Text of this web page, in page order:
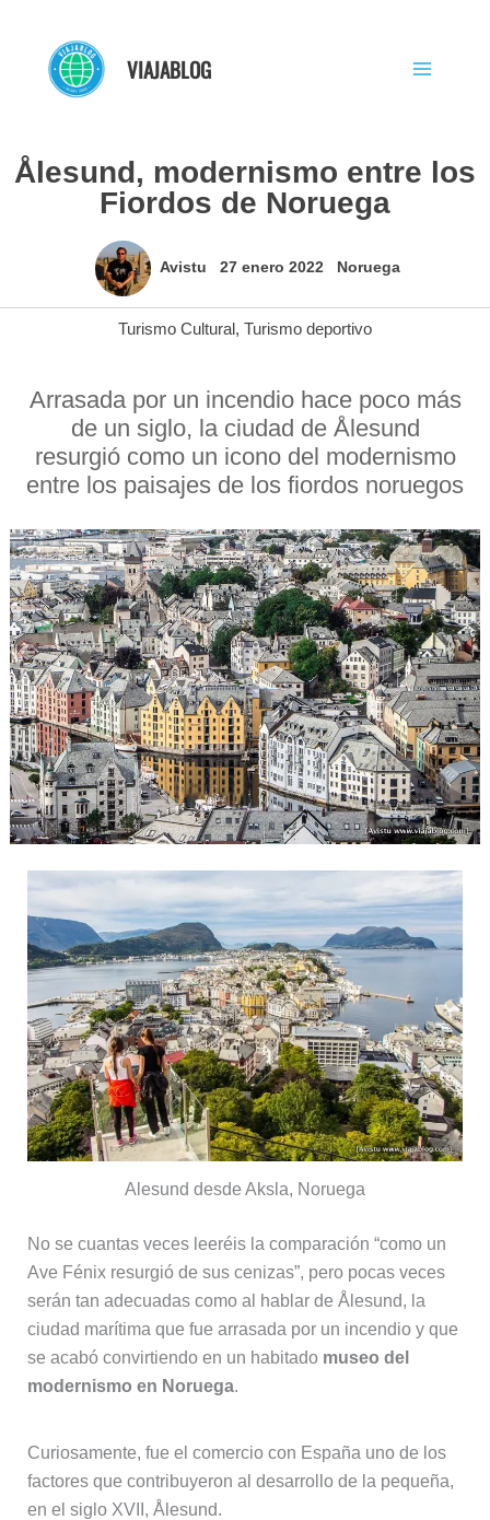
contenido
VIAJABLOG
Ålesund, modernismo entre los
Fiordos de Noruega
Avistu 27 enero 2022 Noruega
Turismo Cultural, Turismo deportivo
Arrasada por un incendio hace poco más
de un siglo, la ciudad de Ålesund
resurgió como un icono del modernismo
entre los paisajes de los fiordos noruegos
Alesund desde Aksla, Noruega
No se cuantas veces leeréis la comparación “como un
Ave Fénix resurgió de sus cenizas”, pero pocas veces
serán tan adecuadas como al hablar de Ålesund, la
ciudad marítima que fue arrasada por un incendio y que
se acabó convirtiendo en un habitado museo del
modernismo en Noruega.
Curiosamente, fue el comercio con España uno de los
factores que contribuyeron al desarrollo de la pequeña,
en el siglo XVII, Ålesund.